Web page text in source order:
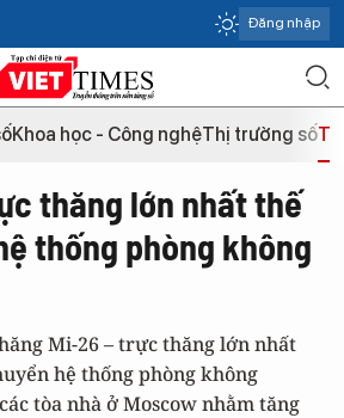
Đăng nhập
Khoa học - Công nghệThị trường số
thăng lớn nhất thế
thống phòng không
Mi-26 – trực thăng lớn nhất
hệ thống phòng không
tòa nhà ở Moscow nhằm tăng